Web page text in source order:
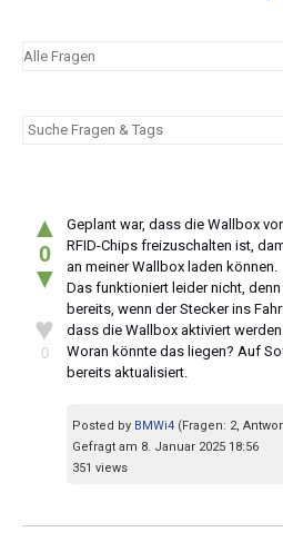
▲
0
▼
♥
0
Geplant war, dass die Wallbox
RFID-Chips freizuschalten ist,
an meiner Wallbox laden können.
Das funktioniert leider nicht,
bereits, wenn der Stecker ins
dass die Wallbox aktiviert werden
Woran könnte das liegen? Auf
bereits aktualisiert.
Posted by BMWi4 (Fragen: 2,
Gefragt am 8. Januar 2025 18:56
351 views